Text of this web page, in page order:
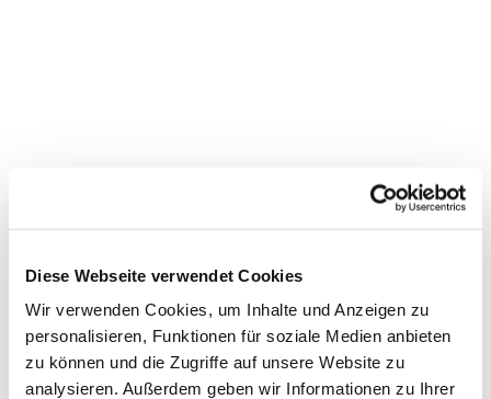
Diese Webseite verwendet Cookies
Wir verwenden Cookies, um Inhalte und Anzeigen zu
personalisieren, Funktionen für soziale Medien anbieten
zu können und die Zugriffe auf unsere Website zu
analysieren. Außerdem geben wir Informationen zu Ihrer